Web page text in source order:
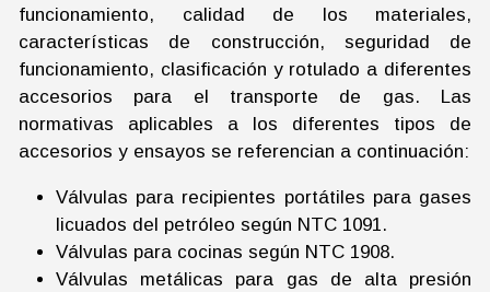
funcionamiento, calidad de los materiales,
características de construcción, seguridad de
funcionamiento, clasificación y rotulado a diferentes
accesorios para el transporte de gas. Las
normativas aplicables a los diferentes tipos de
accesorios y ensayos se referencian a continuación:
Válvulas para recipientes portátiles para gases
licuados del petróleo según NTC 1091.
Válvulas para cocinas según NTC 1908.
Válvulas metálicas para gas de alta presión